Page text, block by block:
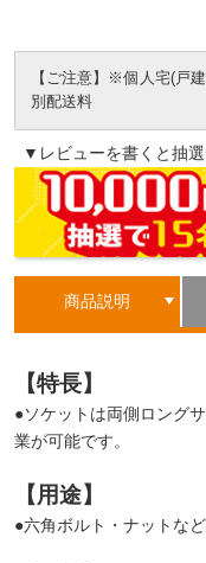
【ご注意】※個人宅(戸
別配送料
▼レビューを書くと抽選
商品説明
【特長】
●ソケットは両側ロング
業が可能です。
【用途】
●六角ボルト・ナットな